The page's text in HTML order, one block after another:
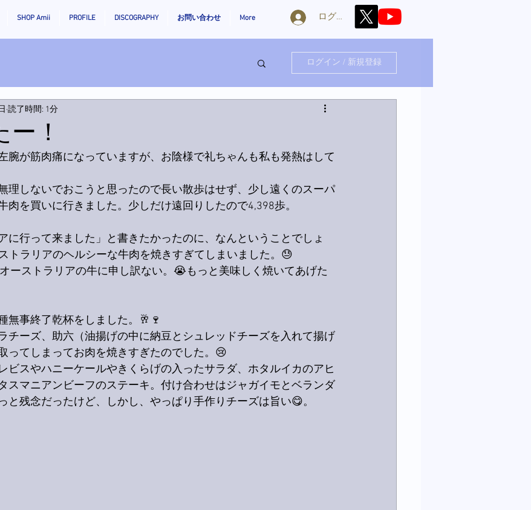
SHOP Amii PROFILE DISCOGRAPHY お問い合わせ More ログイン
ログイン / 新規登録
！
読了時間: 1分
腕が筋肉痛になっていますが、お陰様で礼ちゃんも私も発熱はして
理しないでおこうと思ったので長い散歩はせず、少し遠くのスーパ
肉を買いに行きました。少しだけ遠回りしたので4,398歩。
に行って来ました」と書きたかったのに、なんということでしょ
トラリアのヘルシーな牛肉を焼きすぎてしまいました。😓
ーストラリアの牛に申し訳ない。😭もっと美味しく焼いてあげた
無事終了乾杯をしました。🥂🍷
チーズ、助六（油揚げの中に納豆とシュレッドチーズを入れて揚げ
ってしまってお肉を焼きすぎたのでした。😢
ビスやハニーケールやきくらげの入ったサラダ、ホタルイカのアヒ
スマニアンビーフのステーキ。付け合わせはジャガイモとベランダ
と残念だったけど、しかし、やっぱり手作りチーズは旨い😋。